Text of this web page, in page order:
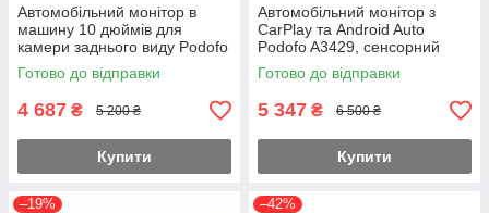
Автомобільний монітор в
машину 10 дюймів для
камери заднього виду Podofo
K101
Готово до відправки
4 687 ₴ 5 200 ₴
Купити
Автомобільний монітор з
CarPlay та Android Auto
Podofo A3429, сенсорний
екран 7", бездротовий
CarPlay, Bluetooth, GPS
Готово до відправки
5 347 ₴ 6 500 ₴
Купити
–19% –42%